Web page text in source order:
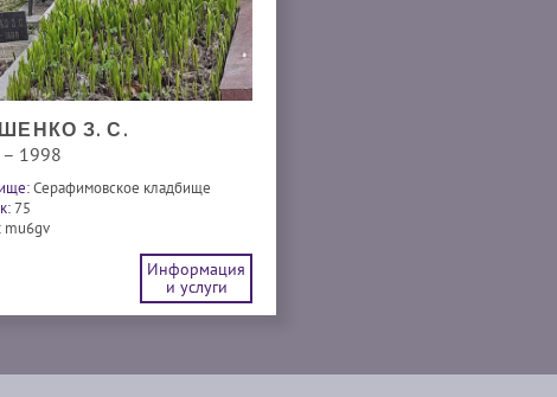
З. С.
1998
Серафимовское кладбище
75
mu6gv
Информация
и услуги